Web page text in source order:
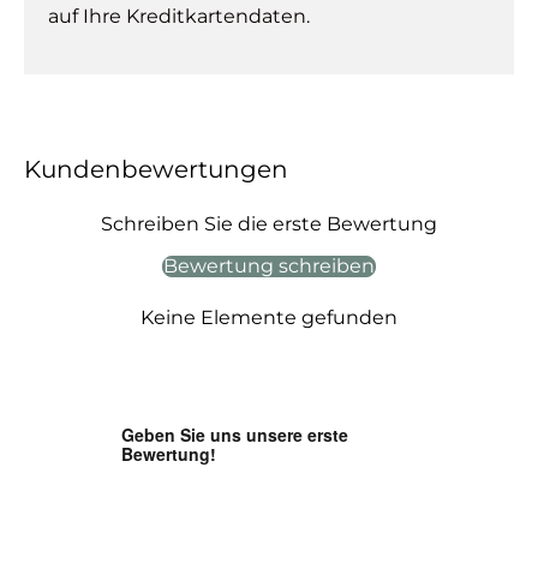
auf Ihre Kreditkartendaten.
Kundenbewertungen
Schreiben Sie die erste Bewertung
Bewertung schreiben
Keine Elemente gefunden